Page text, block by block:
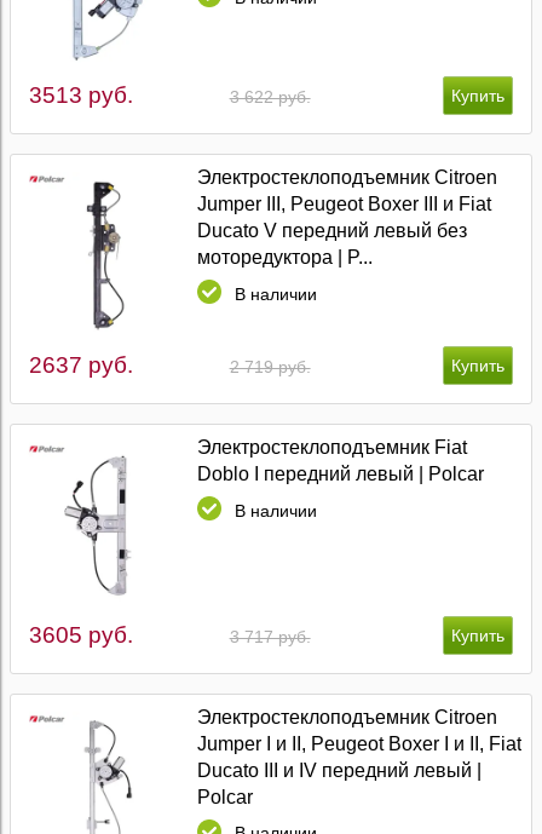
3 622 руб.
3513 руб.
Электростеклоподъемник Citroen
Jumper III, Peugeot Boxer III и Fiat
Ducato V передний левый без
моторедуктора | P...
В наличии
2 719 руб.
2637 руб.
Электростеклоподъемник Fiat
Doblo I передний левый | Polcar
В наличии
3 717 руб.
3605 руб.
Электростеклоподъемник Citroen
Jumper I и II, Peugeot Boxer I и II, Fiat
Ducato III и IV передний левый |
Polcar